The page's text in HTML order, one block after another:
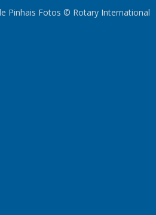
Pinhais Fotos © Rotary International